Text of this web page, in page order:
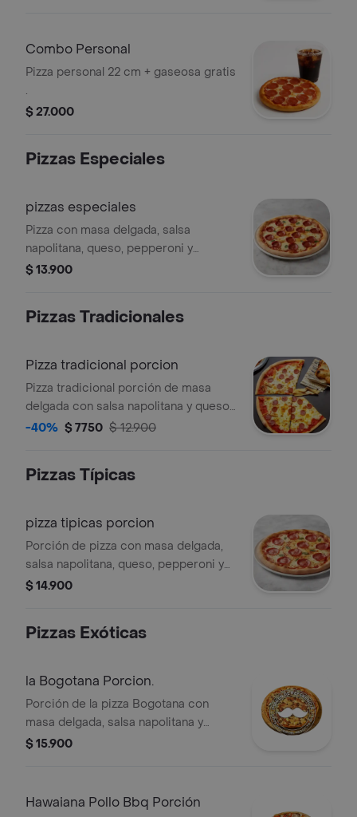
Combo Personal
Pizza personal 22 cm + gaseosa gratis
.
$ 27.000
Pizzas Especiales
pizzas especiales
Pizza con masa delgada, salsa
napolitana, queso, pepperoni y
albahaca.
$ 13.900
Pizzas Tradicionales
Pizza tradicional porcion
Pizza tradicional porción de masa
delgada con salsa napolitana y queso.
Elige el sabor de tu pizza favorita,
-40% $ 7750 $ 12.900
Pizzas Típicas
pizza tipicas porcion
Porción de pizza con masa delgada,
salsa napolitana, queso, pepperoni y
albahaca.
$ 14.900
Pizzas Exóticas
la Bogotana Porcion.
Porción de la pizza Bogotana con
masa delgada, salsa napolitana y
queso.
$ 15.900
Hawaiana Pollo Bbq Porción